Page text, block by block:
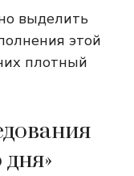
выделить
этой
плотный